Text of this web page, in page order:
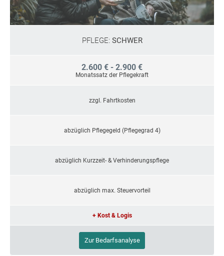
PFLEGE: SCHWER
2.600 € - 2.900 €
Monatssatz der Pflegekraft
zzgl. Fahrtkosten
abzüglich Pflegegeld (Pflegegrad 4)
abzüglich Kurzzeit- & Verhinderungspflege
abzüglich max. Steuervorteil
+ Kost & Logis
Zur Bedarfsanalyse